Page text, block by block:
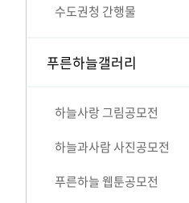
수도권청 간행물
푸른하늘갤러리
하늘사랑 그림공모전
하늘과사람 사진공모전
푸른하늘 웹툰공모전